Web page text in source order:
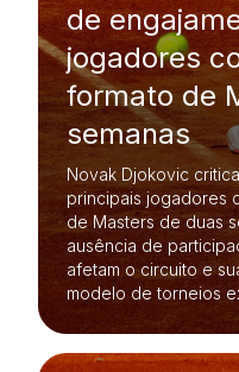
de
jogadores
formato de
semanas
Novak Djokovic
principais jogadores
de Masters de duas
ausência de
afetam o circuito e
modelo de torneios